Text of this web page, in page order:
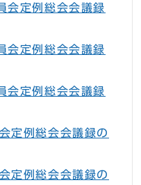
会定例総会会議録
会定例総会会議録
会定例総会会議録
定例総会会議録の
定例総会会議録の